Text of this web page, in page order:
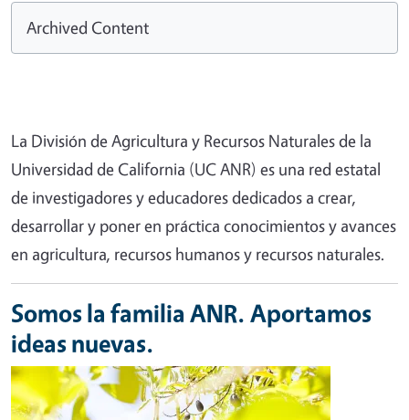
Archived Content
La División de Agricultura y Recursos Naturales de la
Universidad de California (UC ANR) es una red estatal
de investigadores y educadores dedicados a crear,
desarrollar y poner en práctica conocimientos y avances
en agricultura, recursos humanos y recursos naturales.
Somos la familia ANR. Aportamos
ideas nuevas.